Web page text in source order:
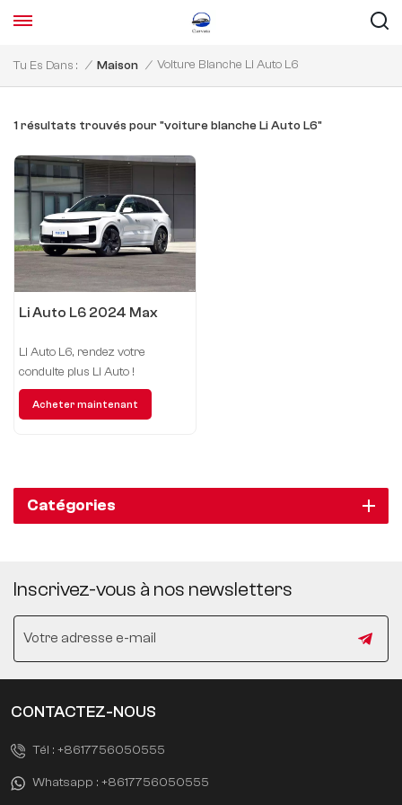
Tu Es Dans : / Maison / Voiture Blanche Li Auto L6
1 résultats trouvés pour "voiture blanche Li Auto L6"
Li Auto L6 2024 Max
Li Auto L6, rendez votre
conduite plus Li Auto !
Rejoignez-nous pour un
nouveau voyage de conduite
Acheter maintenant
Catégories
Inscrivez-vous à nos newsletters
CONTACTEZ-NOUS
Tél : +8617756050555
Whatsapp : +8617756050555